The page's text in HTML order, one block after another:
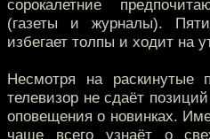
сорокалетние
(газеты и журналы).
избегает толпы и ходит на
Несмотря на раскинутые
телевизор не сдаёт
оповещения о новинках.
чаще всего узнаёт о